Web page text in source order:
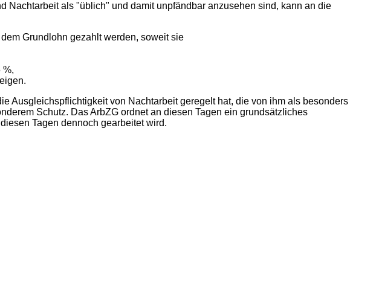
Nachtarbeit als "üblich" und damit unpfändbar anzusehen sind, kann an die
Grundlohn gezahlt werden, soweit sie
%,
Ausgleichspflichtigkeit von Nachtarbeit geregelt hat, die von ihm als besonders
Schutz. Das ArbZG ordnet an diesen Tagen ein grundsätzliches
Tagen dennoch gearbeitet wird.